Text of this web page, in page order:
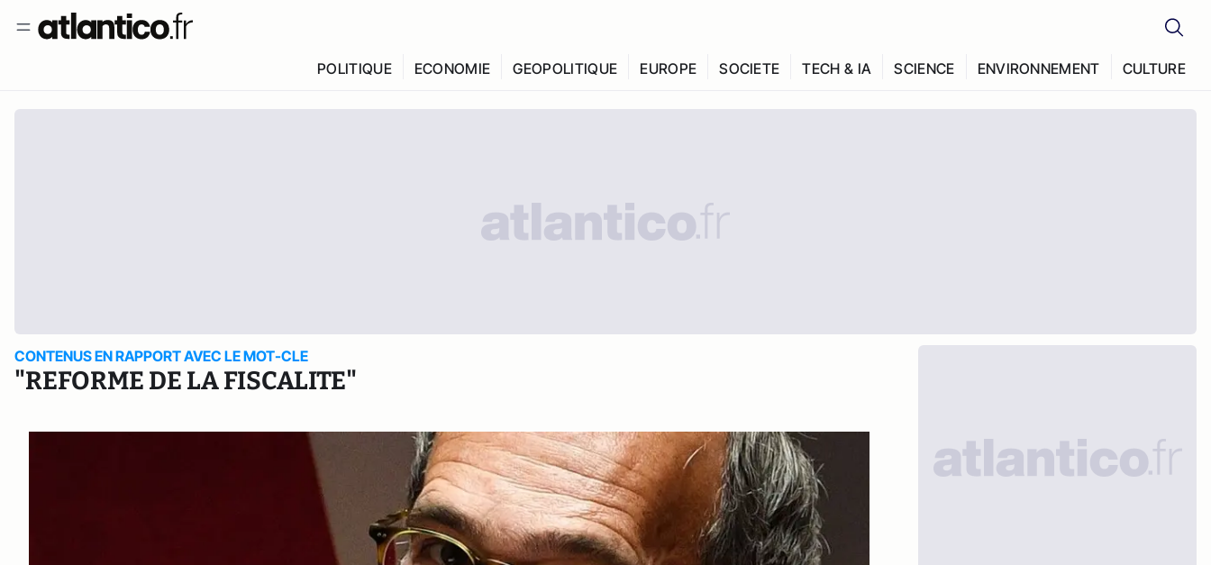
POLITIQUE ECONOMIE GEOPOLITIQUE EUROPE SOCIETE TECH & IA SCIENCE ENVIRONNEMENT CULTURE
CONTENUS EN RAPPORT AVEC LE MOT-CLE
"REFORME DE LA FISCALITE"